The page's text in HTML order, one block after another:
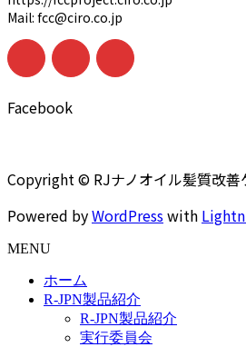
Mail: fcc@ciro.co.jp
Facebook
Copyright © RJナノオイル髪質改善
Powered byWordPresswith
MENU
ホーム
R-JPN製品紹介
R-JPN製品紹介
実行委員会